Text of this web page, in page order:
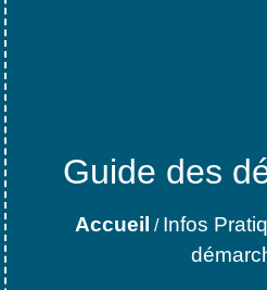
Guide des
Accueil / Infos